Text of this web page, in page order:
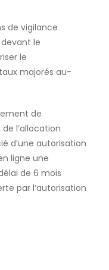
de vigilance
le
le
majorés au-
de
l’allocation
d’une autorisation
ligne une
de 6 mois
par l’autorisation